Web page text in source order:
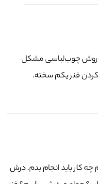
روش چوب‌لباسی مشکل
فنر یکم سخته.
کار باید انجام بدم. درش